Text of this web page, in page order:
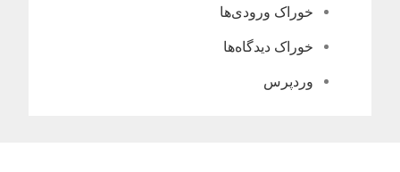
خوراک ورودی‌ها
خوراک دیدگاه‌ها
وردپرس